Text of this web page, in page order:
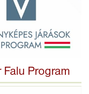
Falu Program